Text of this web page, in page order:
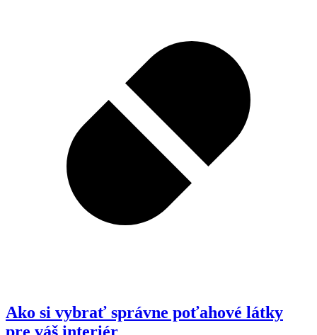
Ako si vybrať správne poťahové látky
pre váš interiér